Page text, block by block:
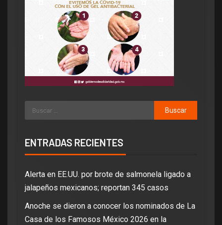
ENTRADAS RECIENTES
Alerta en EE.UU. por brote de salmonela ligado a
jalapeños mexicanos; reportan 345 casos
Anoche se dieron a conocer los nominados de La
Casa de los Famosos México 2026 en la